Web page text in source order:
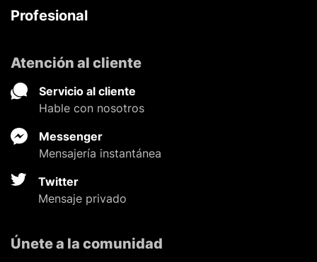
Profesional
Atención al cliente
Servicio al cliente
Hable con nosotros
Messenger
Mensajería instantánea
Twitter
Mensaje privado
Únete a la comunidad